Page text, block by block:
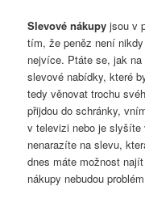
Slevové nákupy jsou v
tím, že peněz není
nejvíce. Ptáte se, jak
slevové nabídky, které
tedy věnovat trochu
přijdou do schránky,
v televizi nebo je slyšíte
nenarazíte na slevu,
dnes máte možnost
nákupy nebudou